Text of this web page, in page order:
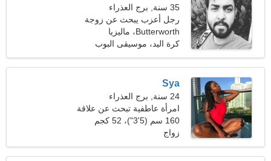
35 سنة, برج العذراء
رجل أعزب يبحث عن زوجة
24-30
Butterworth، ماليزيا
كرة اليد، موسيقى البوب
Sya
24 سنة, برج العذراء
امرأة عاطفية تبحث عن علاقة
حب
160 سم (5'3")، 52 كجم
(114 رطلا)زواج